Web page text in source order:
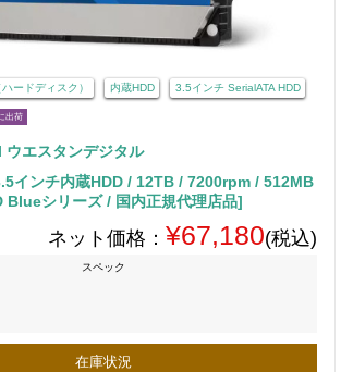
ードディスク） 内蔵HDD 3.5インチ SerialATA HDD
出荷
エスタンデジタル
インチ内蔵HDD / 12TB / 7200rpm / 512MB
Blueシリーズ / 国内正規代理店品]
ネット価格： ¥67,180(税込)
スペック
在庫状況